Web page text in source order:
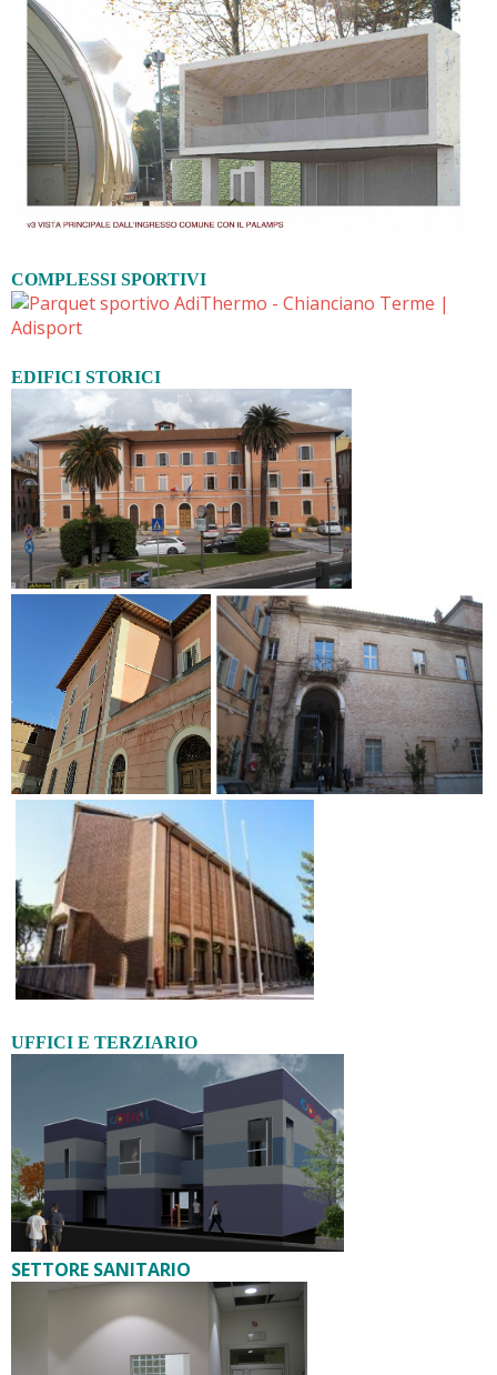
COMPLESSI SPORTIVI
EDIFICI STORICI
UFFICI E TERZIARIO
SETTORE SANITARIO